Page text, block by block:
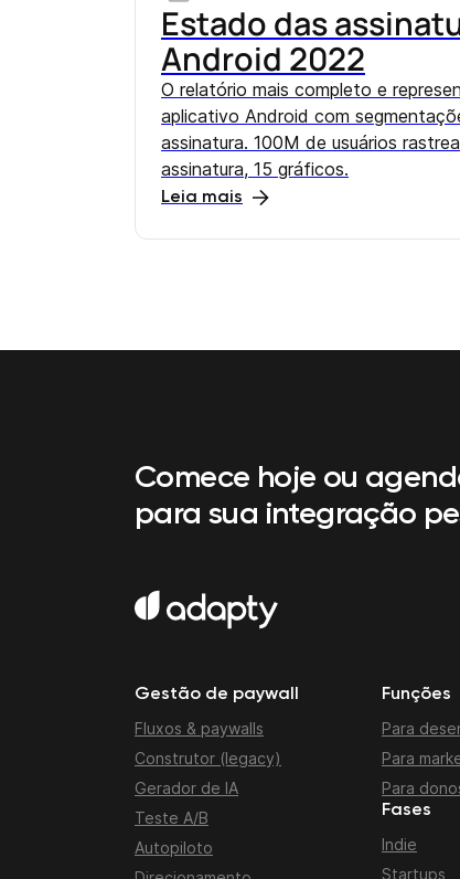
Estado das
Android 2022
O relatório mais completo e
aplicativo Android com
assinatura. 100M de usuários
assinatura, 15 gráficos.
Leia mais
Comece hoje ou
para sua integração
Gestão de paywall
Fluxos & paywalls
Construtor (legacy)
Gerador de IA
Teste A/B
Autopiloto
Funções
Para
Para
Para
Fases
Indie
Startups